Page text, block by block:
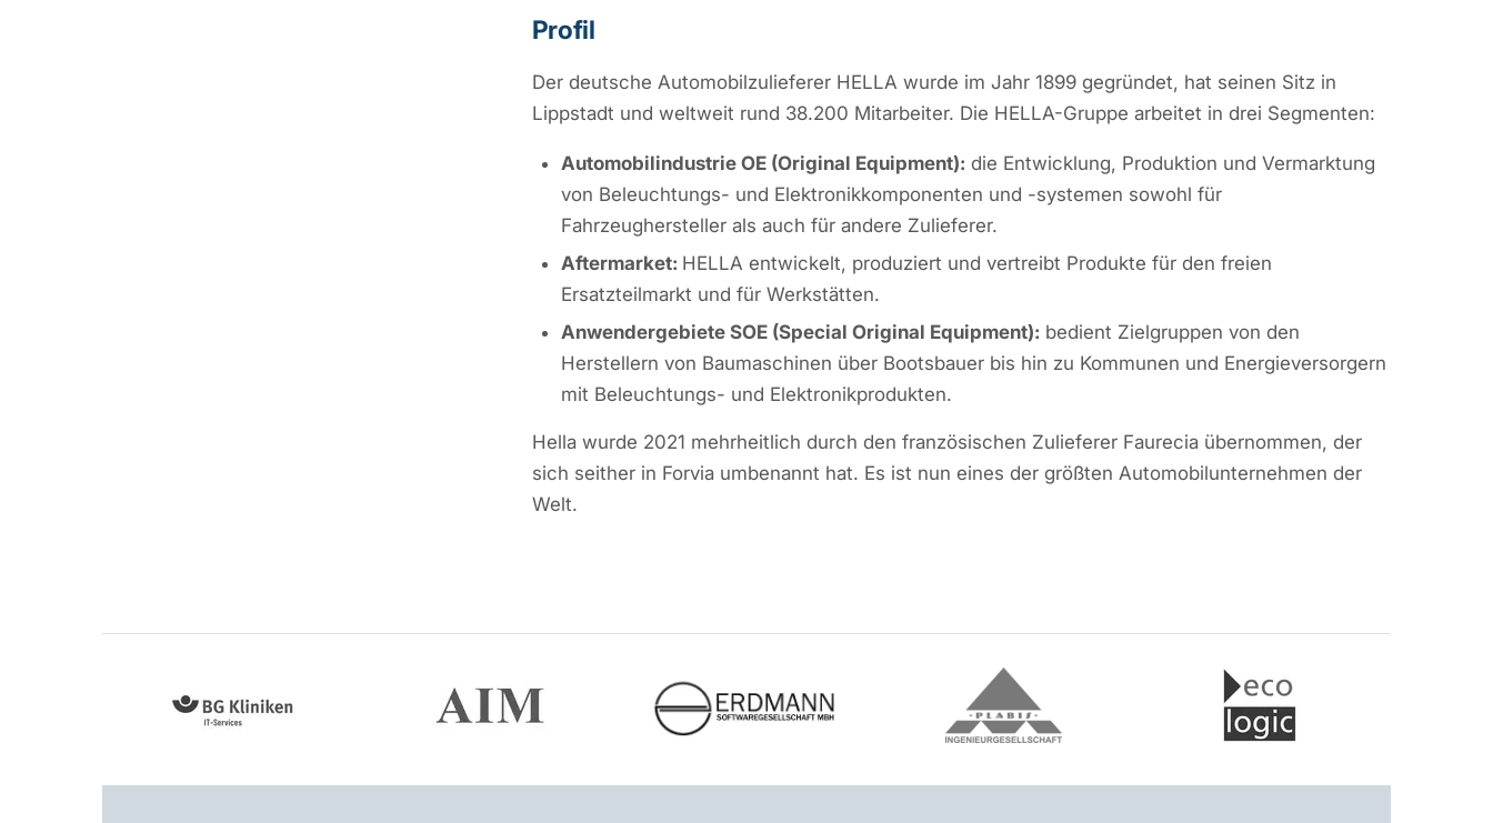
Profil
Der deutsche Automobilzulieferer HELLA wurde im Jahr 1899 gegründet, hat seinen Sitz in
Lippstadt und weltweit rund 38.200 Mitarbeiter. Die HELLA-Gruppe arbeitet in drei Segmenten:
Automobilindustrie OE (Original Equipment): die Entwicklung, Produktion und Vermarktung
von Beleuchtungs- und Elektronikkomponenten und -systemen sowohl für
Fahrzeughersteller als auch für andere Zulieferer.
Aftermarket: HELLA entwickelt, produziert und vertreibt Produkte für den freien
Ersatzteilmarkt und für Werkstätten.
Anwendergebiete SOE (Special Original Equipment): bedient Zielgruppen von den
Herstellern von Baumaschinen über Bootsbauer bis hin zu Kommunen und Energieversorgern
mit Beleuchtungs- und Elektronikprodukten.
Hella wurde 2021 mehrheitlich durch den französischen Zulieferer Faurecia übernommen, der
sich seither in Forvia umbenannt hat. Es ist nun eines der größten Automobilunternehmen der
Welt.